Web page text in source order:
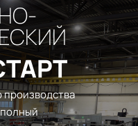
производства